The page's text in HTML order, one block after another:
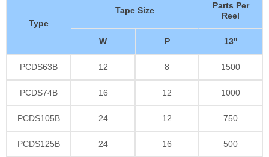
Type
Tape Size
Parts Per
Reel
W P 13"
PCDS63B 12 8 1500
PCDS74B 16 12 1000
PCDS105B 24 12 750
PCDS125B 24 16 500